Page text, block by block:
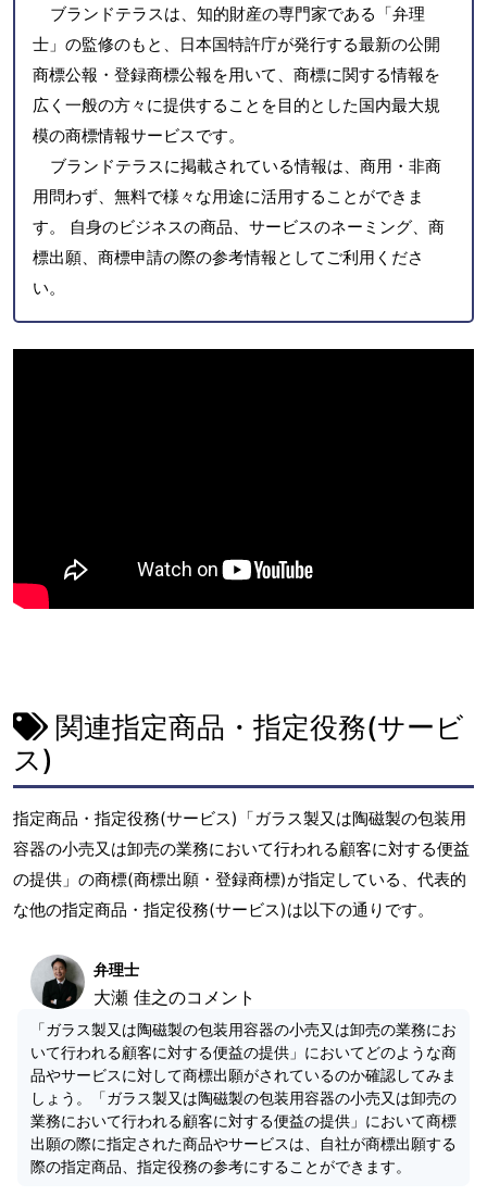
ブランドテラスは、知的財産の専門家である「弁理
士」の監修のもと、日本国特許庁が発行する最新の公開
商標公報・登録商標公報を用いて、商標に関する情報を
広く一般の方々に提供することを目的とした国内最大規
模の商標情報サービスです。
ブランドテラスに掲載されている情報は、商用・非商
用問わず、無料で様々な用途に活用することができま
す。 自身のビジネスの商品、サービスのネーミング、商
標出願、商標申請の際の参考情報としてご利用くださ
い。
関連指定商品・指定役務(サービ
ス)
指定商品・指定役務(サービス)「ガラス製又は陶磁製の包装用
容器の小売又は卸売の業務において行われる顧客に対する便益
の提供」の商標(商標出願・登録商標)が指定している、代表的
な他の指定商品・指定役務(サービス)は以下の通りです。
弁理士
大瀬 佳之のコメント
「ガラス製又は陶磁製の包装用容器の小売又は卸売の業務にお
いて行われる顧客に対する便益の提供」においてどのような商
品やサービスに対して商標出願がされているのか確認してみま
しょう。「ガラス製又は陶磁製の包装用容器の小売又は卸売の
業務において行われる顧客に対する便益の提供」において商標
出願の際に指定された商品やサービスは、自社が商標出願する
際の指定商品、指定役務の参考にすることができます。